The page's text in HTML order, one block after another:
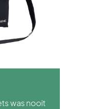
was nooit